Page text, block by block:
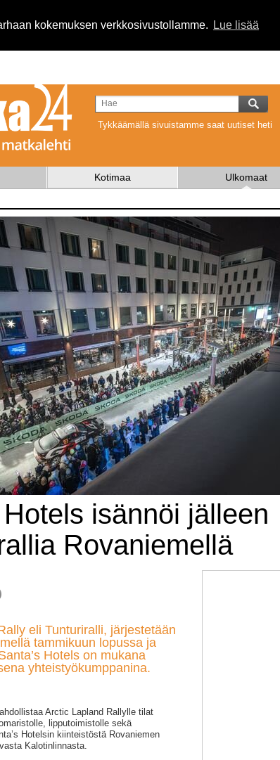
kokemuksen verkkosivustollamme. Lue lisää
Tykkäämällä sivuistamme saat uutiset heti
Kotimaa Ulkomaat
isännöi jälleen
Rovaniemellä
eli Tunturiralli, järjestetään
tammikuun lopussa ja
Hotels on mukana
yhteistyökumppanina.
Arctic Lapland Rallylle tilat
lipputoimistolle sekä
Hotelsin kiinteistöstä Rovaniemen
Kalotinlinnasta.